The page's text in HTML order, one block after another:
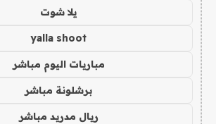
يلا شوت
yalla shoot
مباريات اليوم مباشر
برشلونة مباشر
ريال مدريد مباشر